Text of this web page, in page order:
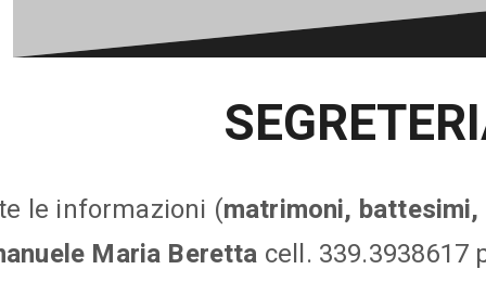
le informazioni (matrimoni,
Maria Beretta cell.